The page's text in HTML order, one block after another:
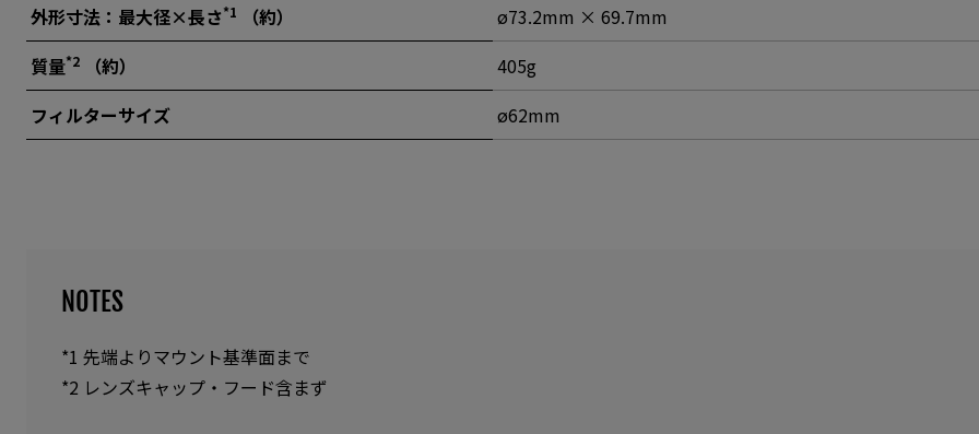
外形寸法：最大径×長さ*1 （約）
ø73.2mm × 69.7mm
質量*2 （約）
405g
フィルターサイズ
ø62mm
NOTES
*1 先端よりマウント基準面まで
*2 レンズキャップ・フード含まず